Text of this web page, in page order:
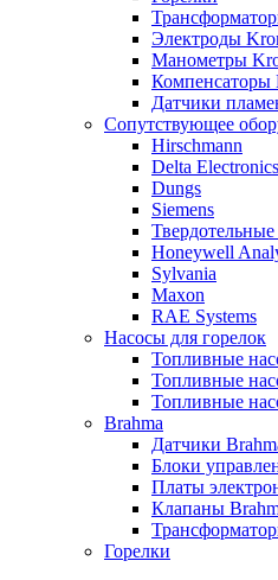
Электроды
Манометры
Компенсаторы
Датчики
Сопутствующее
Hirschmann
Delta Electronics
Dungs
Siemens
Твердотельные
Honeywell
Sylvania
Maxon
RAE Systems
Насосы для горелок
Топливные
Топливные
Топливные
Brahma
Датчики
Блоки
Платы
Клапаны
Горелки